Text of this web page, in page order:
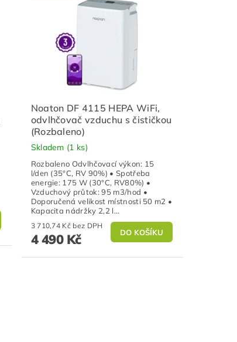
Noaton DF 4115 HEPA WiFi,
odvlhčovač vzduchu s čističkou
(Rozbaleno)
Skladem (1 ks)
Rozbaleno Odvlhčovací výkon: 15
l/den (35°C, RV 90%) • Spotřeba
energie: 175 W (30°C, RV80%) •
Vzduchový průtok: 95 m3/hod •
Doporučená velikost místnosti 50 m2 •
Kapacita nádržky 2,2 l...
3 710,74 Kč bez DPH
4 490 Kč